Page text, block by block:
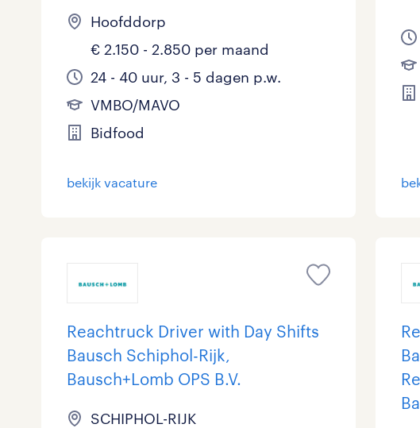
Hoofddorp
€ 2.150 - 2.850 per maand
24 - 40 uur, 3 - 5 dagen p.w.
VMBO/MAVO
Bidfood
bekijk vacature
Reachtruck Driver with Day Shifts
Bausch Schiphol-Rijk,
Bausch+Lomb OPS B.V.
SCHIPHOL-RIJK